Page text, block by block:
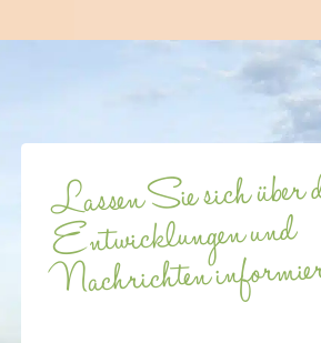
Lassen Sie sich über
Entwicklungen und
Nachrichten